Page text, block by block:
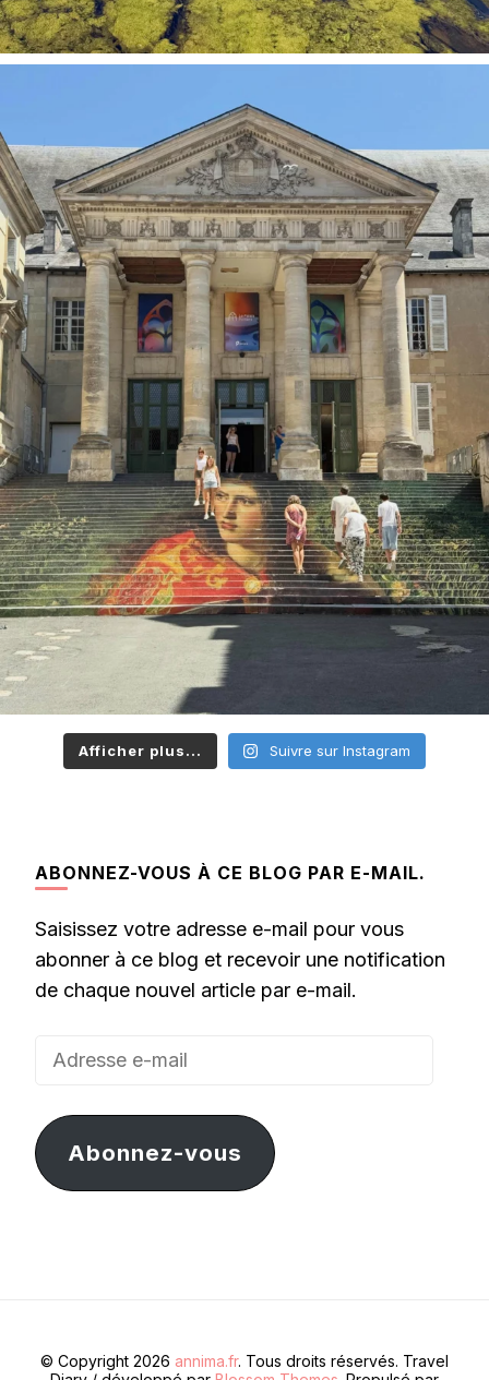
Afficher plus... Suivre sur Instagram
ABONNEZ-VOUS À CE BLOG PAR E-MAIL.
Saisissez votre adresse e-mail pour vous
abonner à ce blog et recevoir une notification
de chaque nouvel article par e-mail.
Adresse
mail
Abonnez-vous
© Copyright 2026 annima.fr. Tous droits réservés. Travel